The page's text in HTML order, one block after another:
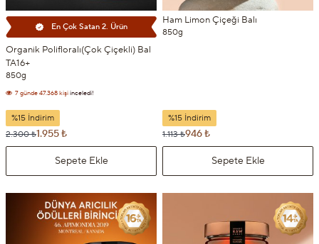
En Çok Satan 2. Ürün
Organik Polifloralı(Çok Çiçekli) Bal
TA16+
850g
7 günde4.664 kişi
%15 İndirim
2.300 ₺1.955 ₺
Sepete Ekle
Ham Limon Çiçeği Balı
850g
%15 İndirim
1.113 ₺946 ₺
Sepete Ekle